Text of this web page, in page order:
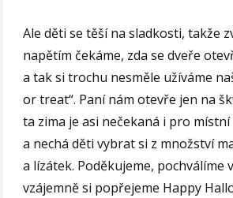
Ale děti se těší na sladkosti, takže
napětím čekáme, zda se dveře
a tak si trochu nesměle užíváme
or treat“. Paní nám otevře jen na
ta zima je asi nečekaná i pro
a nechá děti vybrat si z množství
a lízátek. Poděkujeme, pochválíme
vzájemně si popřejeme Happy